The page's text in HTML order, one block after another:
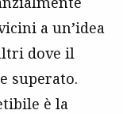
a un’idea
dove il
superato.
è la